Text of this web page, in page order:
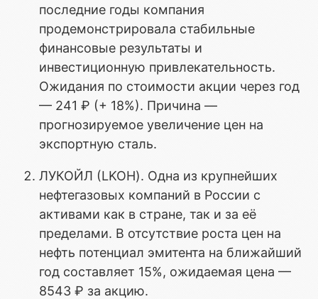
последние годы компания
продемонстрировала стабильные
финансовые результаты и
инвестиционную привлекательность.
Ожидания по стоимости акции через год
— 241 ₽ (+ 18%). Причина —
прогнозируемое увеличение цен на
экспортную сталь.
ЛУКОЙЛ (LKOH). Одна из крупнейших
нефтегазовых компаний в России с
активами как в стране, так и за её
пределами. В отсутствие роста цен на
нефть потенциал эмитента на ближайший
год составляет 15%, ожидаемая цена —
8543 ₽ за акцию.